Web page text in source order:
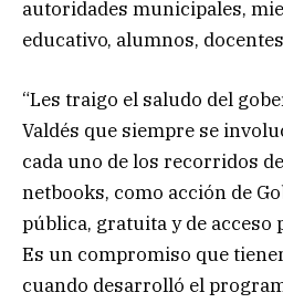
autoridades municipales,
educativo, alumnos,
“Les traigo el saludo del
Valdés que siempre se
cada uno de los recorridos
netbooks, como acción de
pública, gratuita y de acceso
Es un compromiso que
cuando desarrolló el